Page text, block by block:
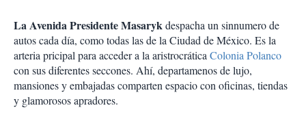
La Avenida Presidente Masarykdespacha un sinnumero de
autos cada día, como todas las de la Ciudad de México. Es la
arteria pricipal para acceder a la aristrocráticaColonia Polanco
con sus diferentes seccones. Ahí, departamenos de lujo,
mansiones y embajadas comparten espacio con oficinas, tiendas
y glamorosos apradores.